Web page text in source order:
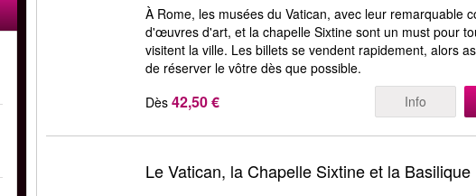
À Rome, les musées du Vatican, avec leur remarquable
d'œuvres d'art, et la chapelle Sixtine sont un must pour
visitent la ville. Les billets se vendent rapidement, alors
de réserver le vôtre dès que possible.
Dès 42,50 € Info
Le Vatican, la Chapelle Sixtine et la Basilique